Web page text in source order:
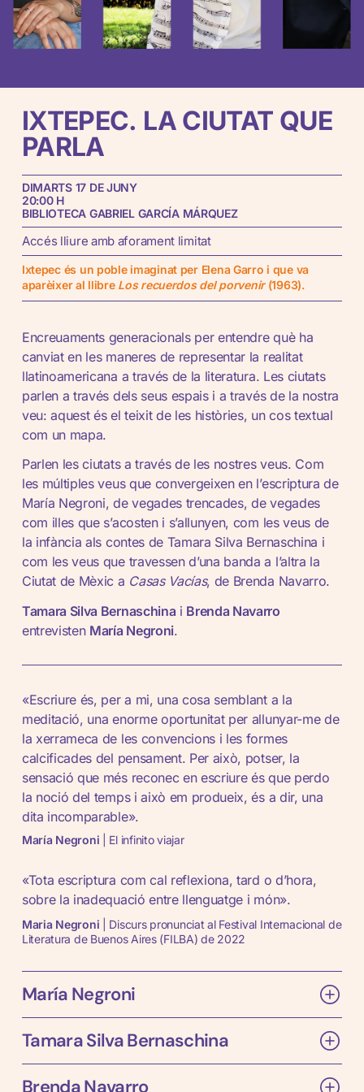
IXTEPEC. LA CIUTAT QUE
PARLA
DIMARTS 17 DE JUNY
20:00 H
BIBLIOTECA GABRIEL GARCÍA MÁRQUEZ
Accés lliure amb aforament limitat
Ixtepec és un poble imaginat per Elena Garro i que va
aparèixer al llibre Los recuerdos del porvenir (1963).
Encreuaments generacionals per entendre què ha
canviat en les maneres de representar la realitat
llatinoamericana a través de la literatura. Les ciutats
parlen a través dels seus espais i a través de la nostra
veu: aquest és el teixit de les històries, un cos textual
com un mapa.
Parlen les ciutats a través de les nostres veus. Com
les múltiples veus que convergeixen en l’escriptura de
María Negroni, de vegades trencades, de vegades
com illes que s’acosten i s’allunyen, com les veus de
la infància als contes de Tamara Silva Bernaschina i
com les veus que travessen d’una banda a l’altra la
Ciutat de Mèxic a Casas Vacías, de Brenda Navarro.
Tamara Silva Bernaschina i Brenda Navarro
entrevisten María Negroni.
«Escriure és, per a mi, una cosa semblant a la
meditació, una enorme oportunitat per allunyar-me de
la xerrameca de les convencions i les formes
calcificades del pensament. Per això, potser, la
sensació que més reconec en escriure és que perdo
la noció del temps i això em produeix, és a dir, una
dita incomparable».
María Negroni | El infinito viajar
«Tota escriptura com cal reflexiona, tard o d’hora,
sobre la inadequació entre llenguatge i món».
Maria Negroni | Discurs pronunciat al Festival Internacional de
Literatura de Buenos Aires (FILBA) de 2022
María Negroni
Rosario, 1951
Escriptora argentina. Entre els nombrosos llibres que
ha publicat trobemArte y Fuga
Elegía
Tamara Silva Bernaschina
Minas, 2000
Brenda Navarro